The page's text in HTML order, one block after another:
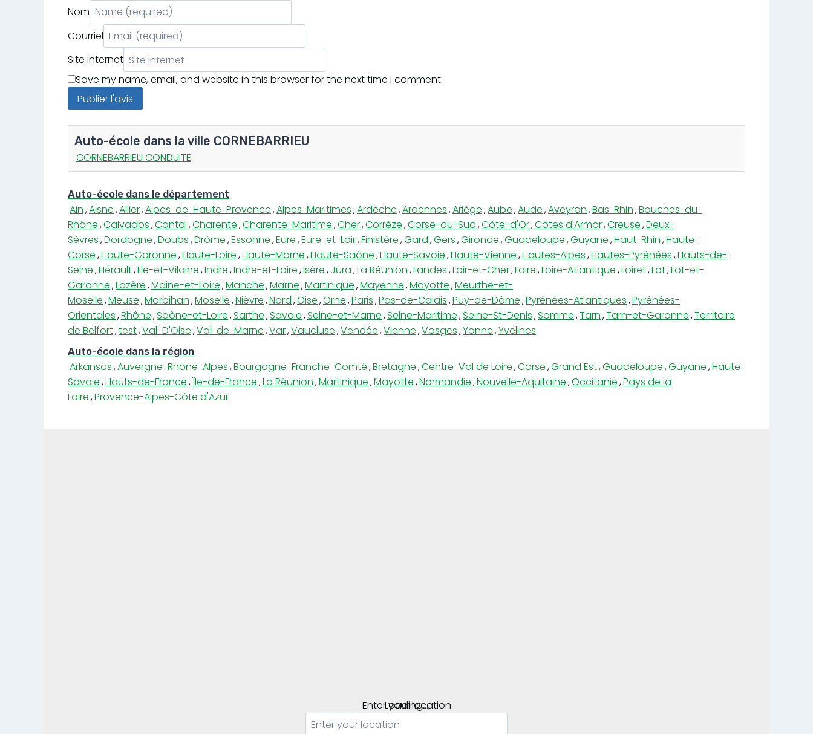
Nom
Courriel
Site internet
Save my name, email, and website in this browser for the next time I comment.
Auto-école dans la ville CORNEBARRIEU
CORNEBARRIEU CONDUITE
Auto-école dans le département
Ain,Aisne,Allier,Alpes-de-Haute-Provence,Alpes-Maritimes,Ardèche,Ardennes,Ariège,Aube,Aude,Aveyron,Bas-Rhin,Bouches-du-
Rhône,Calvados,Cantal,Charente,Charente-Maritime,Cher,Corrèze,Corse-du-Sud,Côte-d'Or,Côtes d'Armor,Creuse,Deux-
Sèvres,Dordogne,Doubs,Drôme,Essonne,Eure,Eure-et-Loir,Finistère,Gard,Gers,Gironde,Guadeloupe,Guyane,Haut-Rhin,Haute-
Corse,Haute-Garonne,Haute-Loire,Haute-Marne,Haute-Saône,Haute-Savoie,Haute-Vienne,Hautes-Alpes,Hautes-Pyrénées,Hauts-de-
Seine,Hérault,Ille-et-Vilaine,Indre,Indre-et-Loire,Isère,Jura,La Réunion,Landes,Loir-et-Cher,Loire,Loire-Atlantique,Loiret,Lot,Lot-et-
Garonne,Lozère,Maine-et-Loire,Manche,Marne,Martinique,Mayenne,Mayotte,Meurthe-et-
Moselle,Meuse,Morbihan,Moselle,Nièvre,Nord,Oise,Orne,Paris,Pas-de-Calais,Puy-de-Dôme,Pyrénées-Atlantiques,Pyrénées-
Orientales,Rhône,Saône-et-Loire,Sarthe,Savoie,Seine-et-Marne,Seine-Maritime,Seine-St-Denis,Somme,Tarn,Tarn-et-Garonne,Territoire
de Belfort,test,Val-D'Oise,Val-de-Marne,Var,Vaucluse,Vendée,Vienne,Vosges,Yonne,Yvelines
Auto-école dans la région
Arkansas,Auvergne-Rhône-Alpes,Bourgogne-Franche-Comté,Bretagne,Centre-Val de Loire,Corse,Grand Est,Guadeloupe,Guyane,Haute-
Savoie,Hauts-de-France,Île-de-France,La Réunion,Martinique,Mayotte,Normandie,Nouvelle-Aquitaine,Occitanie,Pays de la
Loire,Provence-Alpes-Côte d'Azur
Loading...
Enter your location